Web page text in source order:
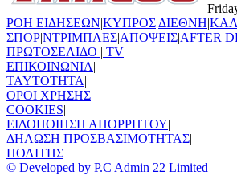
ΡΟΗ ΕΙΔΗΣΕΩΝ|ΚΥΠΡΟΣ|ΔΙΕΘΝΗ|
ΣΠΟΡ|ΝΤΡΙΜΠΛΕΣ|ΑΠΟΨΕΙΣ|AFTER
ΠΡΩΤΟΣΕΛΙΔΟ | TV
ΕΠΙΚΟΙΝΩΝΙΑ|
TAYTOTHTA|
ΟΡΟΙ ΧΡΗΣΗΣ|
COOKIES|
ΕΙΔΟΠΟΙΗΣΗ ΑΠΟΡΡΗΤΟΥ|
ΔΗΛΩΣΗ ΠΡΟΣΒΑΣΙΜΟΤΗΤΑΣ|
ΠΟΛΙΤΗΣ
© Developed by P.C Admin 22 Limited